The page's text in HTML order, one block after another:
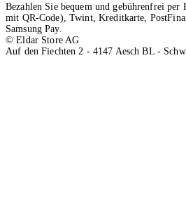
Bezahlen Sie bequem und gebührenfrei per
mit QR-Code), Twint, Kreditkarte,
Samsung Pay.
© Eldar Store AG
Auf den Fiechten 2 - 4147 Aesch BL -